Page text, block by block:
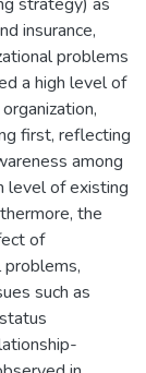
insurance,
problems
a high level of
first, reflecting
among
level of existing
the
of
such as